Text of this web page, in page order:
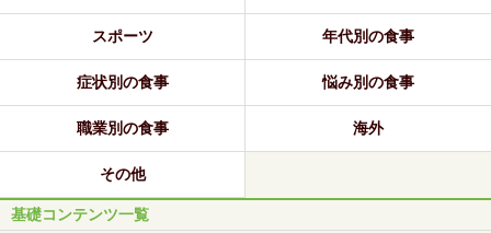
スポーツ 年代別の食事
症状別の食事 悩み別の食事
職業別の食事 海外
その他
基礎コンテンツ一覧